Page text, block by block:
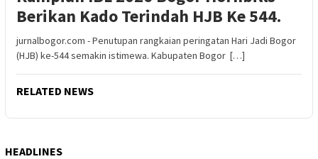
Berikan Kado Terindah HJB Ke 544.
jurnalbogor.com - Penutupan rangkaian peringatan Hari Jadi Bogor
(HJB) ke-544 semakin istimewa. Kabupaten Bogor […]
RELATED NEWS
HEADLINES